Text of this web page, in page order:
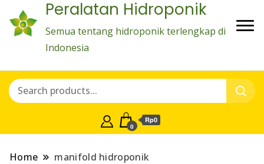
Peralatan Hidroponik
Semua tentang hidroponik terlengkap di
Indonesia
0
Rp0
Home manifold hidroponik